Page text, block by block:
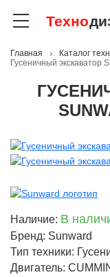
Техно
Главная Каталог
Гусеничный экскаватор
Наличие: В
Бренд: Sunward
Тип техники:
Двигатель: